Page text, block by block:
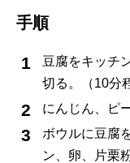
手順
豆腐をキッチ
切る。（10分
にんじん、ピ
ボウルに豆腐
ン、卵、片栗